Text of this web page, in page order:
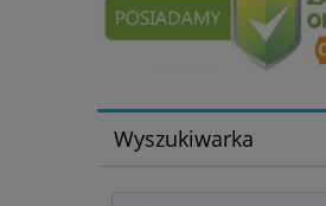
Wyszukiwarka